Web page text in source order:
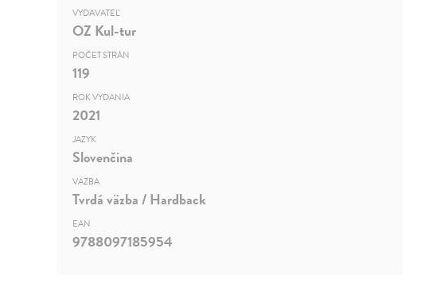
VYDAVATEĽ
OZ Kul-tur
POČET STRÁN
119
ROK VYDANIA
2021
JAZYK
Slovenčina
VÄZBA
Tvrdá väzba / Hardback
EAN
9788097185954